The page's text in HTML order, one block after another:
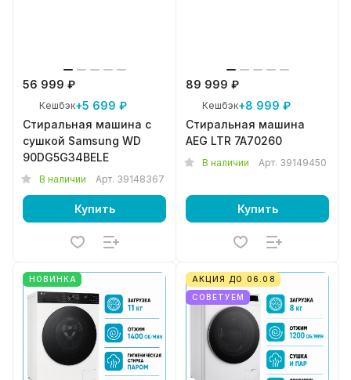
56 999 ₽
Кешбэк+5 699 ₽
Стиральная машина с
сушкой Samsung WD
90DG5G34BELE
В наличии Арт. 39148367
Купить
89 999 ₽
Кешбэк+8 999 ₽
Стиральная машина
AEG LTR 7A70260
В наличии Арт. 39149450
Купить
НОВИНКА
АКЦИЯ ДО 06.08
СОВЕТУЕМ